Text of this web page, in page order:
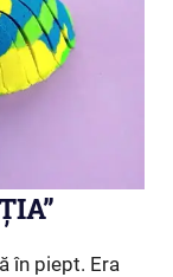
în piept. Era